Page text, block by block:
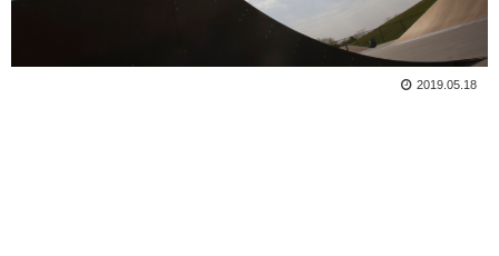
2019.05.18